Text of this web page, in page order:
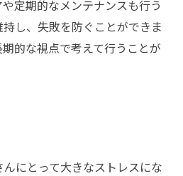
定期的なメンテナンスも行う
し、失敗を防ぐことができま
的な視点で考えて行うことが
にとって大きなストレスにな